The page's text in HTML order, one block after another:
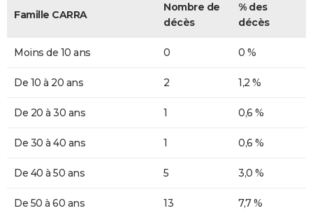
Famille CARRA
Nombre de
décès
% des
décès
Moins de 10 ans 0 0 %
De 10 à 20 ans 2 1,2 %
De 20 à 30 ans 1 0,6 %
De 30 à 40 ans 1 0,6 %
De 40 à 50 ans 5 3,0 %
De 50 à 60 ans 13 7,7 %